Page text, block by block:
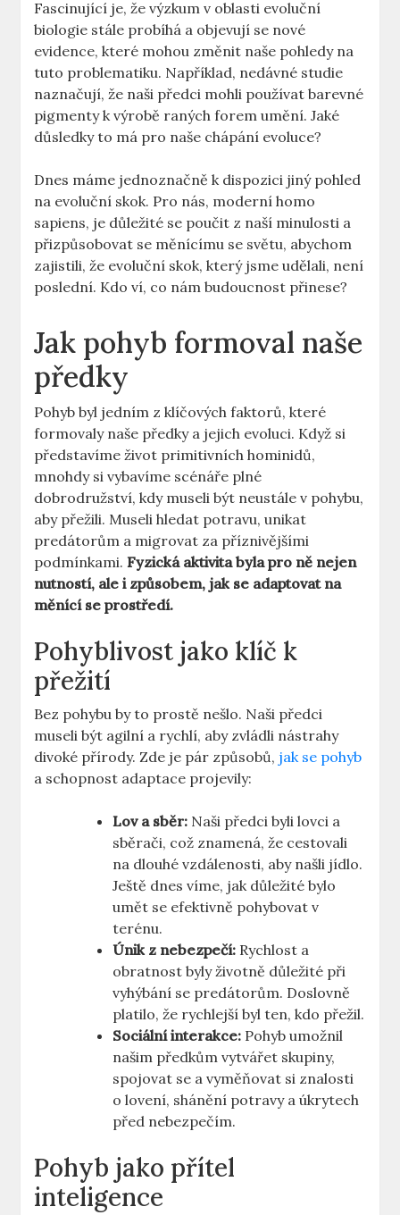
Fascinující je, že výzkum v oblasti evoluční
biologie stále probíhá a objevují se nové
evidence, které mohou změnit naše pohledy na
tuto problematiku. Například, nedávné studie
naznačují, že naši předci mohli používat barevné
pigmenty k výrobě raných forem umění. Jaké
důsledky to má pro naše chápání evoluce?
Dnes máme jednoznačně k dispozici jiný pohled
na evoluční skok. Pro nás, moderní homo
sapiens, je důležité se poučit z naší minulosti a
přizpůsobovat se měnícímu se světu, abychom
zajistili, že evoluční skok, který jsme udělali, není
poslední. Kdo ví, co nám budoucnost přinese?
Jak pohyb formoval naše
předky
Pohyb byl jedním z klíčových faktorů, které
formovaly naše předky a jejich evoluci. Když si
představíme život primitivních hominidů,
mnohdy si vybavíme scénáře plné
dobrodružství, kdy museli být neustále v pohybu,
aby přežili. Museli hledat potravu, unikat
predátorům a migrovat za příznivějšími
podmínkami.Fyzická aktivita byla pro ně nejen
nutností, ale i způsobem, jak se adaptovat na
měnící se prostředí.
Pohyblivost jako klíč k
přežití
Bez pohybu by to prostě nešlo. Naši předci
museli být agilní a rychlí, aby zvládli nástrahy
divoké přírody. Zde je pár způsobů, jak se pohyb
a schopnost adaptace projevily:
Lov a sběr: Naši předci byli lovci a
sběrači, což znamená, že cestovali
na dlouhé vzdálenosti, aby našli jídlo.
Ještě dnes víme, jak důležité bylo
umět se efektivně pohybovat v
terénu.
Únik z nebezpečí: Rychlost a
obratnost byly životně důležité při
vyhýbání se predátorům. Doslovně
platilo, že rychlejší byl ten, kdo přežil.
Sociální interakce: Pohyb umožnil
našim předkům vytvářet skupiny,
spojovat se a vyměňovat si znalosti
o lovení, shánění potravy a úkrytech
před nebezpečím.
Pohyb jako přítel
inteligence